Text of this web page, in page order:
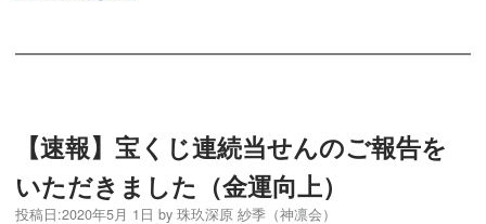
【速報】宝くじ連続当せんのご報告を
いただきました（金運向上）
投稿日:2020年5月 1日 by 珠玖深原 紗季（神凛会）